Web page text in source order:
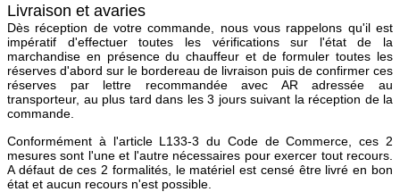
Livraison et avaries
Dès réception de votre commande, nous vous rappelons qu'il est
impératif d'effectuer toutes les vérifications sur l'état de la
marchandise en présence du chauffeur et de formuler toutes les
réserves d'abord sur le bordereau de livraison puis de confirmer ces
réserves par lettre recommandée avec AR adressée au
transporteur, au plus tard dans les 3 jours suivant la réception de la
commande.
Conformément à l'article L133-3 du Code de Commerce, ces 2
mesures sont l'une et l'autre nécessaires pour exercer tout recours.
A défaut de ces 2 formalités, le matériel est censé être livré en bon
état et aucun recours n'est possible.